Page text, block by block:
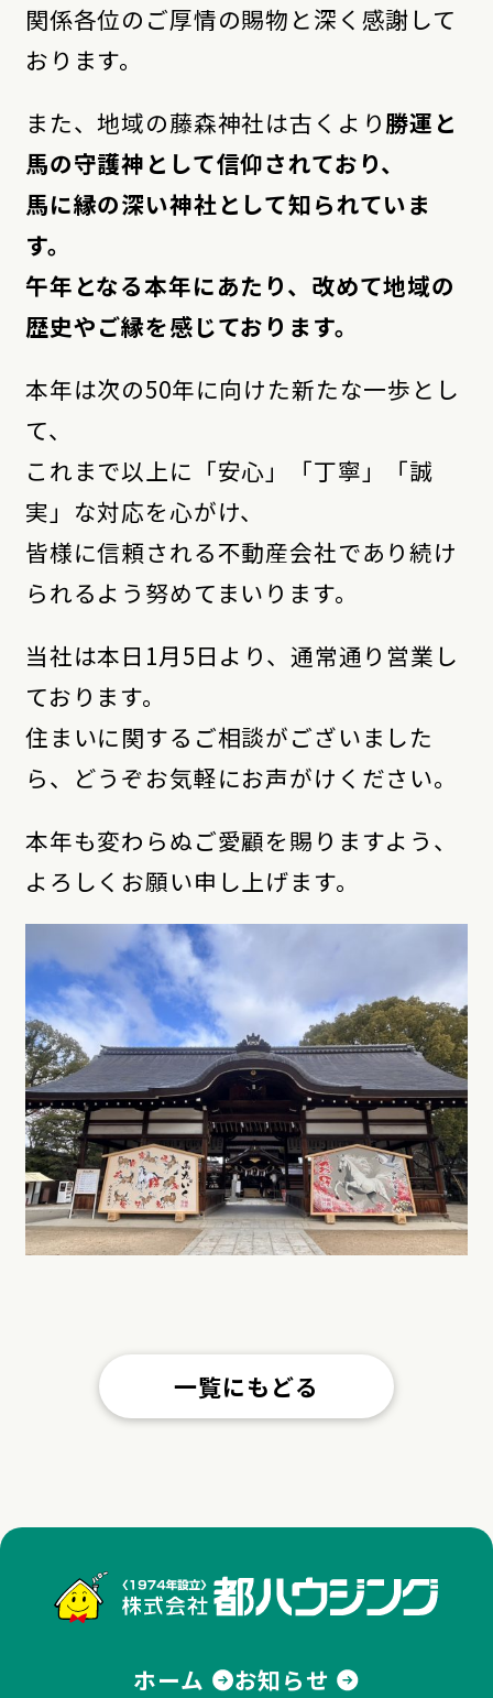
関係各位のご厚情の賜物と深く感謝して
おります。
また、地域の藤森神社は古くより勝運と
馬の守護神として信仰されており、
馬に縁の深い神社として知られていま
す。
午年となる本年にあたり、改めて地域の
歴史やご縁を感じております。
本年は次の50年に向けた新たな一歩とし
て、
これまで以上に「安心」「丁寧」「誠
実」な対応を心がけ、
皆様に信頼される不動産会社であり続け
られるよう努めてまいります。
当社は本日1月5日より、通常通り営業し
ております。
住まいに関するご相談がございました
ら、どうぞお気軽にお声がけください。
本年も変わらぬご愛顧を賜りますよう、
よろしくお願い申し上げます。
一覧にもどる
ホーム
お知らせ